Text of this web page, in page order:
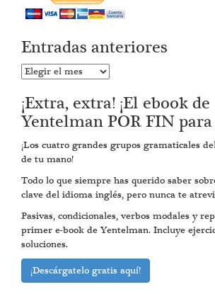
Entradas anteriores
Entradas
¡Extra, extra! ¡El ebook de
Yentelman POR FIN
¡Los cuatro grandes grupos gramaticales
de tu mano!
Todo lo que siempre has querido saber
clave del idioma inglés, pero nunca te
Pasivas, condicionales, verbos modales y
primer e-book de Yentelman. Incluye
soluciones.
¡Descárgatelo gratis aquí!